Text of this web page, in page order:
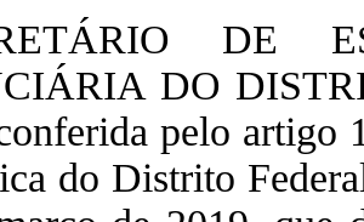
DE
DO
pelo
do Distrito